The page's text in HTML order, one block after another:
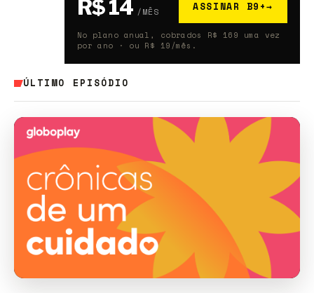
R$ 14 /MÊS ASSINAR B9+→
No plano anual, cobrados R$ 169 uma vez
por ano · ou R$ 19/mês.
ÚLTIMO EPISÓDIO